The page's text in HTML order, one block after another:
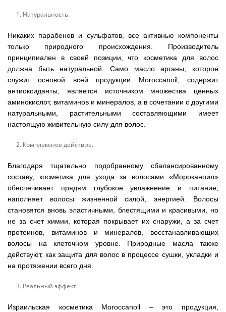
Натуральность.
Никаких парабенов и сульфатов, все активные компоненты
только природного происхождения. Производитель
принципиален в своей позиции, что косметика для волос
должна быть натуральной. Само масло арганы, которое
служит основой всей продукции Moroccanoil, содержит
антиоксиданты, является источником множества ценных
аминокислот, витаминов и минералов, а в сочетании с другими
натуральными, растительными составляющими имеет
настоящую живительную силу для волос.
Комплексное действие.
Благодаря тщательно подобранному сбалансированному
составу, косметика для ухода за волосами «Мороканоил»
обеспечивает прядям глубокое увлажнение и питание,
наполняет волосы жизненной силой, энергией. Волосы
становятся вновь эластичными, блестящими и красивыми, но
не за счет химии, которая покрывает их снаружи, а за счет
протеинов, витаминов и минералов, восстанавливающих
волосы на клеточном уровне. Природные масла также
действуют, как защита для волос в процессе сушки, укладки и
на протяжении всего дня.
Реальный эффект.
Израильская косметика Moroccanoil – это продукция,